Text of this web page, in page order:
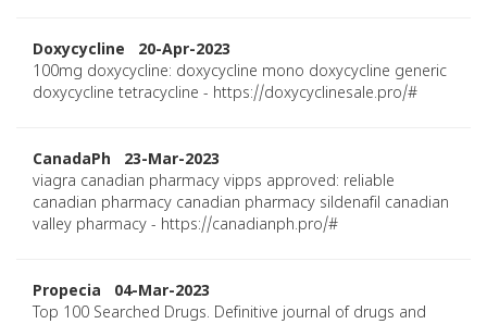
Doxycycline 20-Apr-2023
100mg doxycycline: doxycycline mono doxycycline generic
doxycycline tetracycline - https://doxycyclinesale.pro/#
CanadaPh 23-Mar-2023
viagra canadian pharmacy vipps approved: reliable
canadian pharmacy canadian pharmacy sildenafil canadian
valley pharmacy - https://canadianph.pro/#
Propecia 04-Mar-2023
Top 100 Searched Drugs. Definitive journal of drugs and